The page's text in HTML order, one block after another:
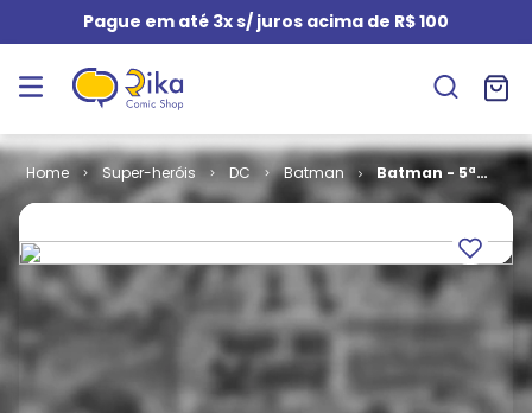
Pague em até 3x s/ juros acima de R$ 100
Super-heróis DC Batman
Batman - 5ª
Série # 29